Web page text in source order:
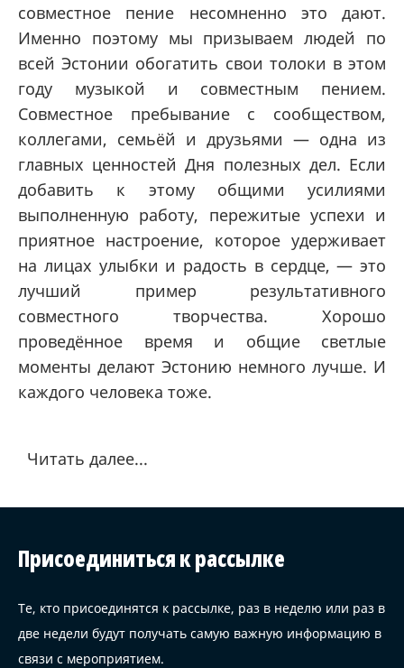
совместное пение несомненно это дают.
Именно поэтому мы призываем людей по
всей Эстонии обогатить свои толоки в этом
году музыкой и совместным пением.
Совместное пребывание с сообществом,
коллегами, семьёй и друзьями — одна из
главных ценностей Дня полезных дел. Если
добавить к этому общими усилиями
выполненную работу, пережитые успехи и
приятное настроение, которое удерживает
на лицах улыбки и радость в сердце, — это
лучший пример результативного
совместного творчества. Хорошо
проведённое время и общие светлые
моменты делают Эстонию немного лучше. И
каждого человека тоже.
Читать далее...
Присоединиться к рассылке
Те, кто присоединятся к рассылке, раз в неделю или раз в
две недели будут получать самую важную информацию в
связи с мероприятием.